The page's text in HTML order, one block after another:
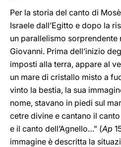
Per la storia del canto di
Israele dall’Egitto e dopo la
un parallelismo sorprendente
Giovanni. Prima dell’inizio
imposti alla terra, appare al
un mare di cristallo misto a
vinto la bestia, la sua
nome, stavano in piedi sul
cetre divine e cantano il
e il canto dell’Agnello…” (Ap
immagine è descritta la